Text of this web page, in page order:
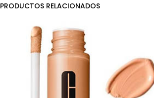
PRODUCTOS RELACIONADOS